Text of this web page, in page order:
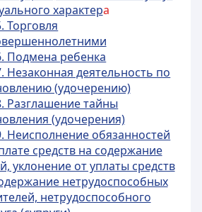
характера
Торговля
Подмена ребенка
Незаконная деятельность по
(удочерению)
Разглашение тайны
(удочерения)
Неисполнение обязанностей
средств на содержание
уклонение от уплаты средств
нетрудоспособных
нетрудоспособного